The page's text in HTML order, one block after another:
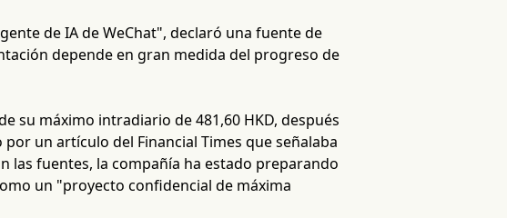
de IA de WeChat", declaró una fuente de
depende en gran medida del progreso de
su máximo intradiario de 481,60 HKD, después
un artículo del Financial Times que señalaba
las fuentes, la compañía ha estado preparando
un "proyecto confidencial de máxima